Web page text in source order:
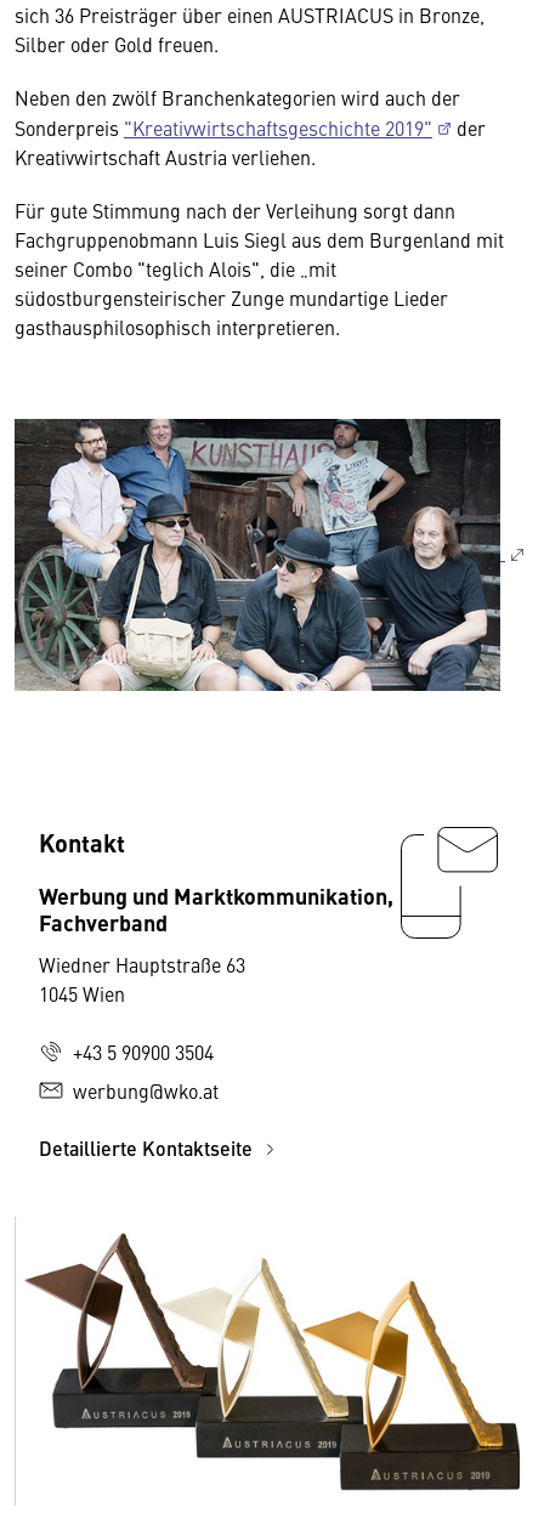
sich 36 Preisträger über einen AUSTRIACUS in Bronze,
Silber oder Gold freuen.
Neben den zwölf Branchenkategorien wird auch der
Sonderpreis "Kreativwirtschaftsgeschichte 2019"
der
Kreativwirtschaft Austria verliehen.
Für gute Stimmung nach der Verleihung sorgt dann
Fachgruppenobmann Luis Siegl aus dem Burgenland mit
seiner Combo "teglich Alois", die „mit
südostburgensteirischer Zunge mundartige Lieder
gasthausphilosophisch interpretieren.
Kontakt
Werbung und Marktkommunikation,
Fachverband
Wiedner Hauptstraße 63
1045 Wien
+43 5 90900 3504
werbung@wko.at
Detaillierte Kontaktseite